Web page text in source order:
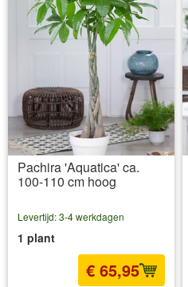
Pachira 'Aquatica' ca.
100-110 cm hoog
Levertijd: 3-4 werkdagen
1 plant
€ 65,95